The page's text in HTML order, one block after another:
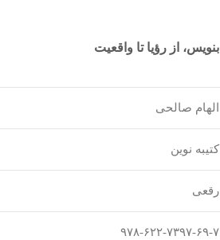
بنویس، از رؤیا تا واقعیت
الهام صالحی
کتیبه نوین
رقعی
۹۷۸-۶۲۲-۷۳۹۷-۶۹-۷